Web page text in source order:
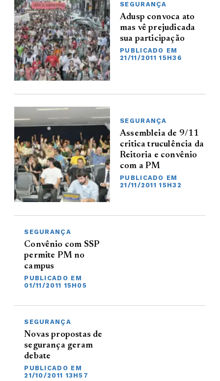
SEGURANÇA
Adusp convoca ato
mas vê prejudicada
sua participação
PUBLICADO EM
21/11/2011 15H36
SEGURANÇA
Assembleia de 9/11
critica truculência da
Reitoria e convênio
com a PM
PUBLICADO EM
21/11/2011 15H32
SEGURANÇA
Convênio com SSP
permite PM no
campus
PUBLICADO EM
01/11/2011 15H05
SEGURANÇA
Novas propostas de
segurança geram
debate
PUBLICADO EM
21/10/2011 13H57